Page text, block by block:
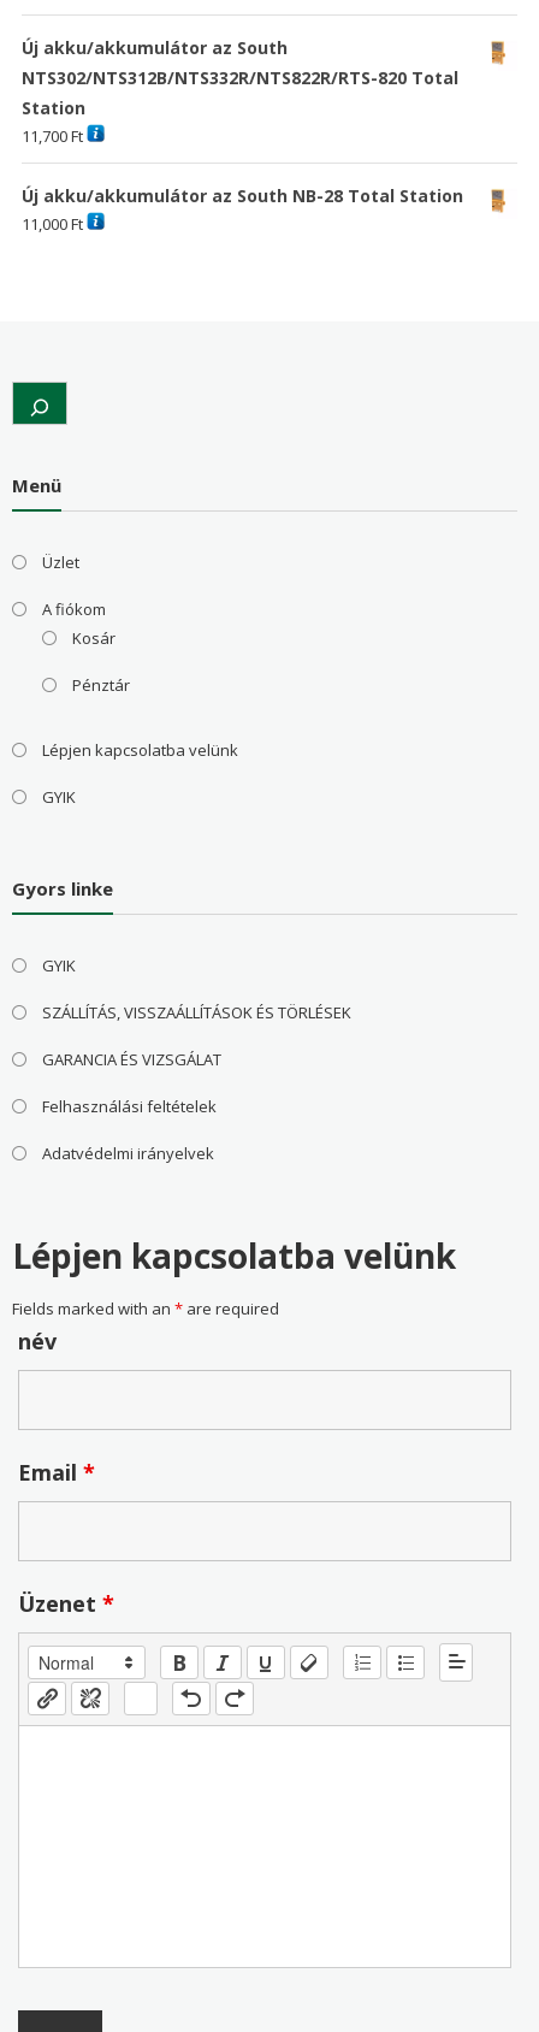
Új akku/akkumulátor az South
NTS302/NTS312B/NTS332R/NTS822R/RTS-820 Total
Station
11,700Ft
Új akku/akkumulátor az South NB-28 Total Station
11,000Ft
Search
Menü
Üzlet
A fiókom
Kosár
Pénztár
Lépjen kapcsolatba velünk
GYIK
Gyors linke
GYIK
SZÁLLÍTÁS, VISSZAÁLLÍTÁSOK ÉS TÖRLÉSEK
GARANCIA ÉS VIZSGÁLAT
Felhasználási feltételek
Adatvédelmi irányelvek
Lépjen kapcsolatba velünk
Fields marked with an *are required
név
Email *
Üzenet *